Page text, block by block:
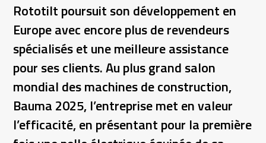
Rototilt poursuit son développement en
Europe avec encore plus de revendeurs
spécialisés et une meilleure assistance
pour ses clients. Au plus grand salon
mondial des machines de construction,
Bauma 2025, l’entreprise met en valeur
l’efficacité, en présentant pour la première